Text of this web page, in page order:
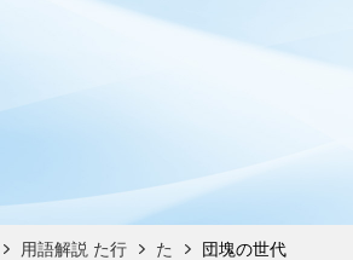
用語解説 た行 た 団塊の世代